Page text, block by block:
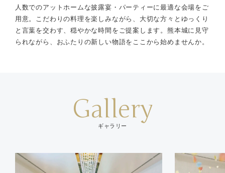
人数でのアットホームな披露宴・パーティーに最適な会場をご
用意。こだわりの料理を楽しみながら、大切な方々とゆっくり
と言葉を交わす、穏やかな時間をご提案します。熊本城に見守
られながら、おふたりの新しい物語をここから始めませんか。
Gallery
ギャラリー